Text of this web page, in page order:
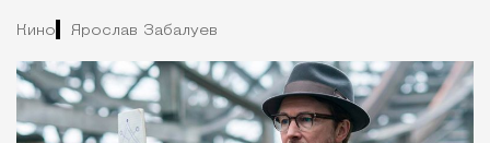
Кино Ярослав Забалуев